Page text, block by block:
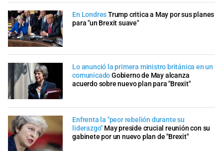
En LondresTrump critica a May por sus planes
para "un Brexit suave"
Lo anunció la primera ministro británica en un
comunicadoGobierno de May alcanza
acuerdo sobre nuevo plan para "Brexit"
Enfrenta la "peor rebelión durante su
liderazgo" May preside crucial reunión con su
gabinete por un nuevo plan de "Brexit"